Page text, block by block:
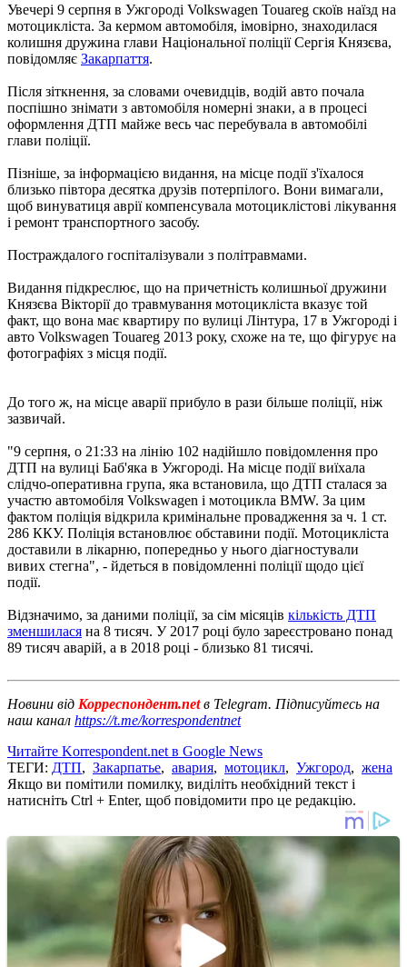
Увечері 9 серпня в Ужгороді Volkswagen Touareg скоїв наїзд на
мотоцикліста. За кермом автомобіля, імовірно, знаходилася
колишня дружина глави Національної поліції Сергія Князєва,
повідомляє Закарпаття.
Після зіткнення, за словами очевидців, водій авто почала
поспішно знімати з автомобіля номерні знаки, а в процесі
оформлення ДТП майже весь час перебувала в автомобілі
глави поліції.
Пізніше, за інформацією видання, на місце події з'їхалося
близько півтора десятка друзів потерпілого. Вони вимагали,
щоб винуватиця аврії компенсувала мотоциклістові лікування
і ремонт транспортного засобу.
Постраждалого госпіталізували з політравмами.
Видання підкреслює, що на причетність колишньої дружини
Князєва Вікторії до травмування мотоцикліста вказує той
факт, що вона має квартиру по вулиці Лінтура, 17 в Ужгороді і
авто Volkswagen Touareg 2013 року, схоже на те, що фігурує на
фотографіях з місця події.
До того ж, на місце аварії прибуло в рази більше поліції, ніж
зазвичай.
"9 серпня, о 21:33 на лінію 102 надійшло повідомлення про
ДТП на вулиці Баб'яка в Ужгороді. На місце події виїхала
слідчо-оперативна група, яка встановила, що ДТП сталася за
участю автомобіля Volkswagen і мотоцикла BMW. За цим
фактом поліція відкрила кримінальне провадження за ч. 1 ст.
286 ККУ. Поліція встановлює обставини події. Мотоцикліста
доставили в лікарню, попередньо у нього діагностували
вивих стегна", - йдеться в повідомленні поліції щодо цієї
події.
Відзначимо, за даними поліції, за сім місяців кількість ДТП
зменшилася на 8 тисяч. У 2017 році було зареєстровано понад
89 тисяч аварій, а в 2018 році - близько 81 тисячі.
Новини від Корреспондент.netв Telegram. Підписуйтесь на
наш канал https://t.me/korrespondentnet
Читайте Korrespondent.net в Google News
ТЕГИ: ДТП, Закарпатье, авария, мотоцикл, Ужгород, жена
Якщо ви помітили помилку, виділіть необхідний текст і
натисніть Ctrl + Enter, щоб повідомити про це редакцію.